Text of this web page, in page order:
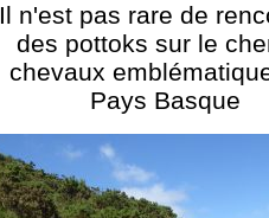
Il n'est pas rare de
des pottoks sur le
chevaux
Pays Basque